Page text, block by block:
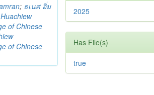
; ธเนศ อิ่ม
Huachiew
of Chinese
of Chinese
2025
Has File(s)
true